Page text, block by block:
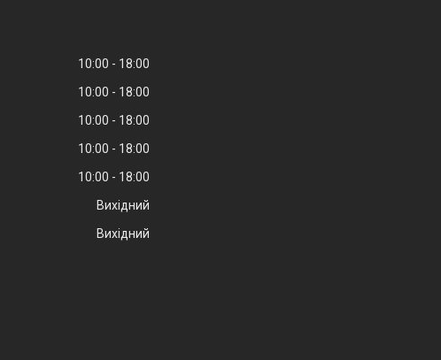
10:00
18:00
10:00
18:00
10:00
18:00
10:00
18:00
10:00
18:00
Вихідний
Вихідний